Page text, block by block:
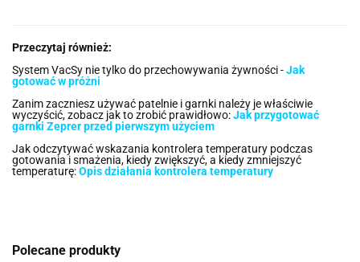
Przeczytaj również:
System VacSy nie tylko do przechowywania żywności -Jak
gotować w próżni
Zanim zaczniesz używać patelnie i garnki należy je właściwie
wyczyścić, zobacz jak to zrobić prawidłowo:Jak przygotować
garnki Zeprer przed pierwszym użyciem
Jak odczytywać wskazania kontrolera temperatury podczas
gotowania i smażenia, kiedy zwiększyć, a kiedy zmniejszyć
temperaturę:Opis działania kontrolera temperatury
Polecane produkty